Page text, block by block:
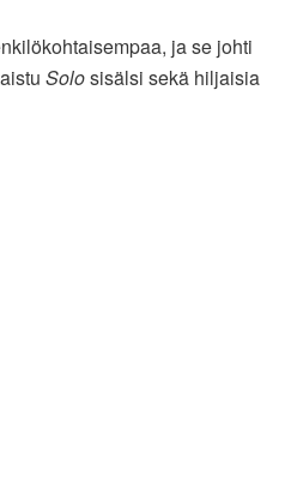
ja se johti
Solosisälsi sekä hiljaisia